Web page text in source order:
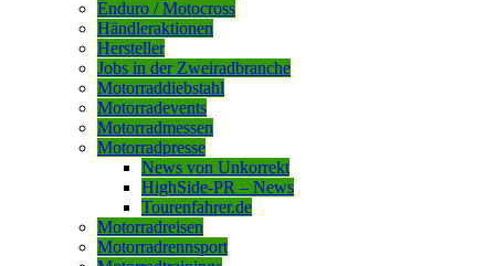
Enduro / Motocross
Händleraktionen
Hersteller
Jobs in der Zweiradbranche
Motorraddiebstahl
Motorradevents
Motorradmessen
Motorradpresse
News von Unkorrekt
HighSide-PR – News
Tourenfahrer.de
Motorradreisen
Motorradrennsport